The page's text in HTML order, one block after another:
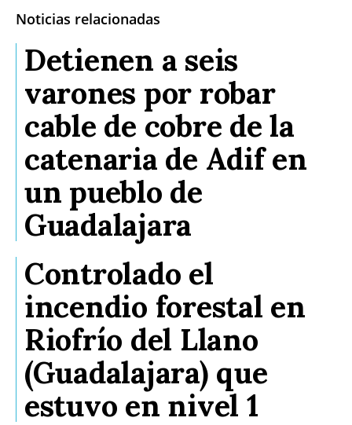
Noticias relacionadas
Detienen a seis
varones por robar
cable de cobre de la
catenaria de Adif en
un pueblo de
Guadalajara
Controlado el
incendio forestal en
Riofrío del Llano
(Guadalajara) que
estuvo en nivel 1